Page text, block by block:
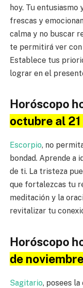
hoy. Tu
frescas y
calma y no buscar
te permitirá ver
Establece tus
lograr en el
Horóscopo
octubre al
Escorpio, no
bondad. Aprende a
de ti. La tristeza
que fortalezcas tu
meditación y la
revitalizar tu
Horóscopo
de
Sagitario, posees